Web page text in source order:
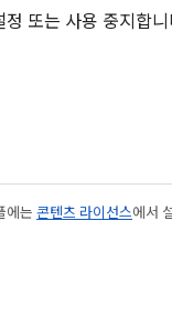
또는 사용 중지합니
에는 콘텐츠 라이선스에서